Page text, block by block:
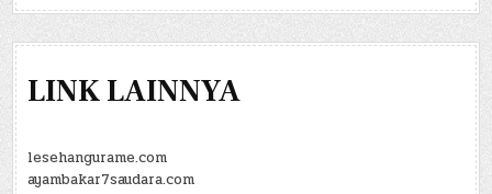
LINK LAINNYA
lesehangurame.com
ayambakar7saudara.com